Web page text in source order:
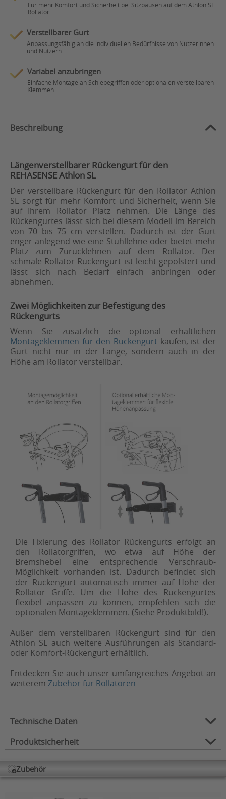
Für mehr Komfort und Sicherheit bei Sitzpausen auf dem Athlon SL
Rollator
Verstellbarer Gurt
Anpassungsfähig an die individuellen Bedürfnisse von Nutzerinnen
und Nutzern
Variabel anzubringen
Einfache Montage an Schiebegriffen oder optionalen verstellbaren
Klemmen
Beschreibung
Längenverstellbarer Rückengurt für den
REHASENSE Athlon SL
Der verstellbare Rückengurt für den Rollator Athlon
SL sorgt für mehr Komfort und Sicherheit, wenn Sie
auf Ihrem Rollator Platz nehmen. Die Länge des
Rückengurtes lässt sich bei diesem Modell im Bereich
von 70 bis 75 cm verstellen. Dadurch ist der Gurt
enger anlegend wie eine Stuhllehne oder bietet mehr
Platz zum Zurücklehnen auf dem Rollator. Der
schmale Rollator Rückengurt ist leicht gepolstert und
lässt sich nach Bedarf einfach anbringen oder
abnehmen.
Zwei Möglichkeiten zur Befestigung des
Rückengurts
Wenn Sie zusätzlich die optional erhältlichen
Montageklemmen für den Rückengurt kaufen, ist der
Gurt nicht nur in der Länge, sondern auch in der
Höhe am Rollator verstellbar.
Die Fixierung des Rollator Rückengurts erfolgt an
den Rollatorgriffen, wo etwa auf Höhe der
Bremshebel eine entsprechende Verschraub-
Möglichkeit vorhanden ist. Dadurch befindet sich
der Rückengurt automatisch immer auf Höhe der
Rollator Griffe. Um die Höhe des Rückengurtes
flexibel anpassen zu können, empfehlen sich die
optionalen Montageklemmen. (Siehe Produktbild!).
Außer dem verstellbaren Rückengurt sind für den
Athlon SL auch weitere Ausführungen als Standard-
oder Komfort-Rückengurt erhältlich.
Entdecken Sie auch unser umfangreiches Angebot an
weiterem Zubehör für Rollatoren
Technische Daten
Höhe des Rückengurtes (in cm):
7,5
Zubehör für:
Produktsicherheit
Herstellerinformation
Zubehör